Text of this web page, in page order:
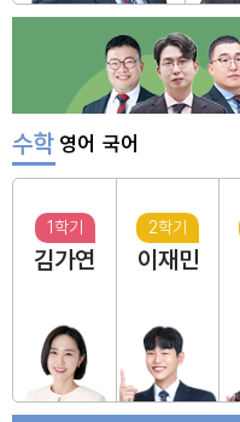
수학 영어 국어
1학기
김가연
2학기
이재민